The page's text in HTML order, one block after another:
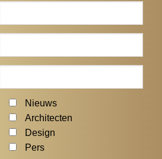
Nieuws
Architecten
Design
Pers